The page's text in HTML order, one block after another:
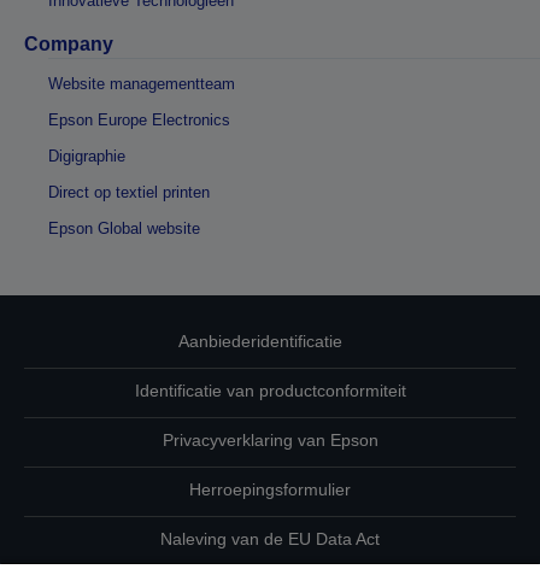
Company
Website managementteam
Epson Europe Electronics
Digigraphie
Direct op textiel printen
Epson Global website
Aanbiederidentificatie
Identificatie van productconformiteit
Privacyverklaring van Epson
Herroepingsformulier
Naleving van de EU Data Act